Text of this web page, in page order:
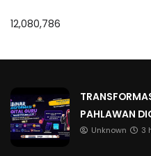
12,080,786
PAHLAWAN
Unknown 3